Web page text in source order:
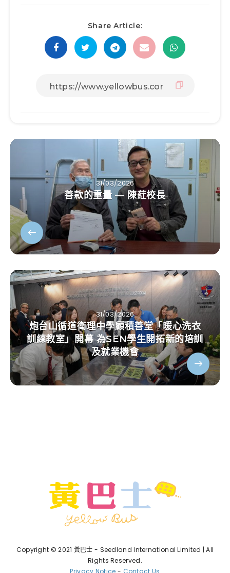
Share Article:
31/03/2026
善款的重量 — 陳葒校長
31/03/2026
炮台山循道衛理中學顧積善堂「暖心洗衣
訓練教室」開幕 為SEN學生開拓新的培訓
及就業機會
Copyright © 2021 黃巴士 - Seedland International Limited | All
Rights Reserved.
Privacy Notice - Contact Us